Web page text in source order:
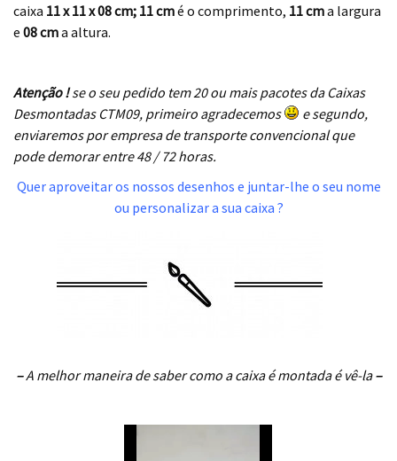
caixa 11 x 11 x 08 cm; 11 cmé o comprimento, 11 cma largura
e 08 cma altura.
Atenção !se o seu pedido tem 20 ou mais pacotes da Caixas
Desmontadas CTM09, primeiro agradecemos
e segundo,
enviaremos por empresa de transporte convencional que
pode demorar entre 48 / 72 horas.
Quer aproveitar os nossos desenhos e juntar-lhe o seu nome
ou personalizar a sua caixa ?
–A melhor maneira de saber como a caixa é montada é vê-la–